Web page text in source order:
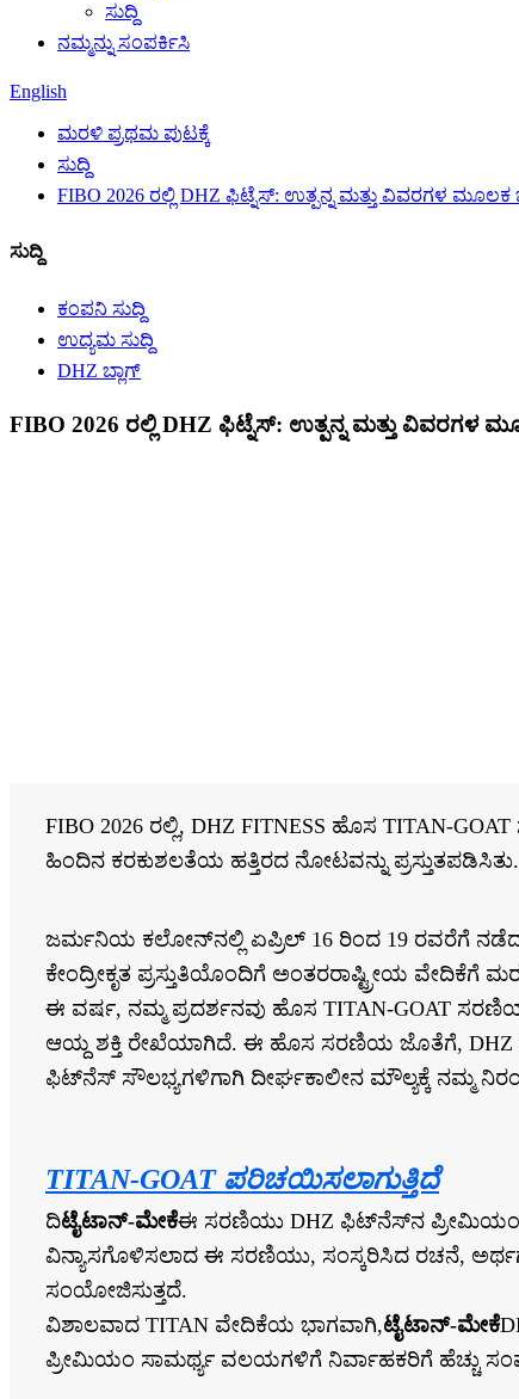
ಸುದ್ದಿ
ನಮ್ಮನ್ನು ಸಂಪರ್ಕಿಸಿ
English
ಮರಳಿ ಪ್ರಥಮ ಪುಟಕ್ಕೆ
ಸುದ್ದಿ
FIBO 2026 ರಲ್ಲಿ DHZ ಫಿಟ್ನೆಸ್: ಉತ್ಪನ್ನ ಮತ್ತು ವಿವರಗಳ ಮೂಲಕ
ಸುದ್ದಿ
ಕಂಪನಿ ಸುದ್ದಿ
ಉದ್ಯಮ ಸುದ್ದಿ
DHZ ಬ್ಲಾಗ್
FIBO 2026 ರಲ್ಲಿ DHZ ಫಿಟ್ನೆಸ್: ಉತ್ಪನ್ನ ಮತ್ತು ವಿವರಗಳ
FIBO 2026 ರಲ್ಲಿ, DHZ FITNESS ಹೊಸ TITAN-
ಹಿಂದಿನ ಕರಕುಶಲತೆಯ ಹತ್ತಿರದ ನೋಟವನ್ನು ಪ್ರಸ್ತುತಪಡಿಸಿತು.
ಜರ್ಮನಿಯ ಕಲೋನ್‌ನಲ್ಲಿ ಏಪ್ರಿಲ್ 16 ರಿಂದ 19 ರವರೆಗೆ ನಡೆದ
ಕೇಂದ್ರೀಕೃತ ಪ್ರಸ್ತುತಿಯೊಂದಿಗೆ ಅಂತರರಾಷ್ಟ್ರೀಯ ವೇದಿಕೆಗೆ
ಈ ವರ್ಷ, ನಮ್ಮ ಪ್ರದರ್ಶನವು ಹೊಸ TITAN-GOAT
ಆಯ್ದ ಶಕ್ತಿ ರೇಖೆಯಾಗಿದೆ. ಈ ಹೊಸ ಸರಣಿಯ ಜೊತೆಗೆ, DHZ
ಫಿಟ್‌ನೆಸ್ ಸೌಲಭ್ಯಗಳಿಗಾಗಿ ದೀರ್ಘಕಾಲೀನ ಮೌಲ್ಯಕ್ಕೆ ನಮ್ಮ
TITAN-GOAT ಪರಿಚಯಿಸಲಾಗುತ್ತಿದೆ
ದಿಟೈಟಾನ್-ಮೇಕೆಈ ಸರಣಿಯು DHZ ಫಿಟ್‌ನೆಸ್‌ನ ಪ್ರೀಮಿಯಂ
ವಿನ್ಯಾಸಗೊಳಿಸಲಾದ ಈ ಸರಣಿಯು, ಸಂಸ್ಕರಿಸಿದ ರಚನೆ,
ಸಂಯೋಜಿಸುತ್ತದೆ.
ವಿಶಾಲವಾದ TITAN ವೇದಿಕೆಯ ಭಾಗವಾಗಿ,ಟೈಟಾನ್-ಮೇಕೆ
ಪ್ರೀಮಿಯಂ ಸಾಮರ್ಥ್ಯ ವಲಯಗಳಿಗೆ ನಿರ್ವಾಹಕರಿಗೆ ಹೆಚ್ಚು